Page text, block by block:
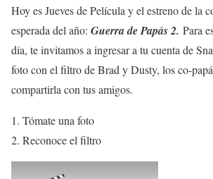
Hoy es Jueves de Película y el estreno de la
esperada del año: Guerra de Papás 2. Para
día, te invitamos a ingresar a tu cuenta de
foto con el filtro de Brad y Dusty, los co-
compartirla con tus amigos.
Tómate una foto
Reconoce el filtro